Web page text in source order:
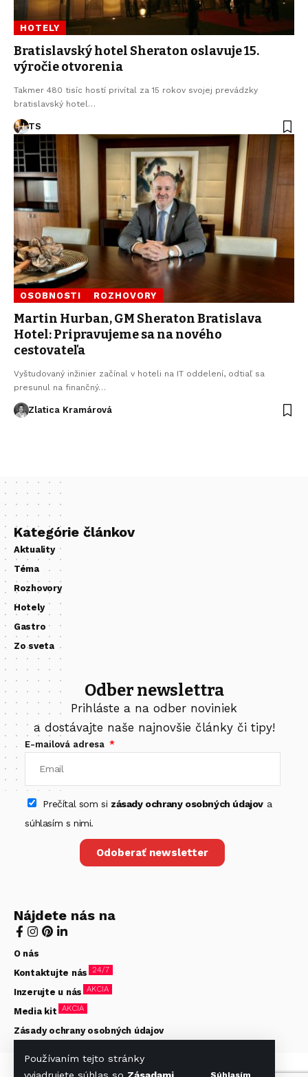
Používaním tejto stránky
Súhlasím
HOTELY
Bratislavský hotel Sheraton oslavuje 15.
výročie otvorenia
Takmer 480 tisíc hostí privítal za 15 rokov svojej prevádzky
bratislavský hotel…
TS
OSOBNOSTI ROZHOVORY
Martin Hurban, GM Sheraton Bratislava
Hotel: Pripravujeme sa na nového
cestovateľa
Vyštudovaný inžinier začínal v hoteli na IT oddelení, odtiaľ sa
presunul na finančný…
Zlatica Kramárová
Kategórie článkov
Aktuality
Téma
Rozhovory
Hotely
Gastro
Zo sveta
Odber newslettra
Prihláste a na odber noviniek
a dostávajte naše najnovšie články či tipy!
E-mailová adresa
Prečítal som si zásady ochrany osobných údajova
súhlasím s nimi.
Odoberať newsletter
Nájdete nás na
O nás
Kontaktujte nás 24/7
Inzerujte u nás AKCIA
Media kit AKCIA
Zásady ochrany osobných údajov
© Hotelier 2020-2026. Všetky práva vyhradené. Stránky